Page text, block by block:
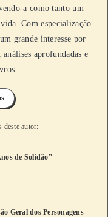
a como tanto um
Com especialização
grande interesse por
aprofundadas e
deste autor:
de Solidão”
Geral dos Personagens